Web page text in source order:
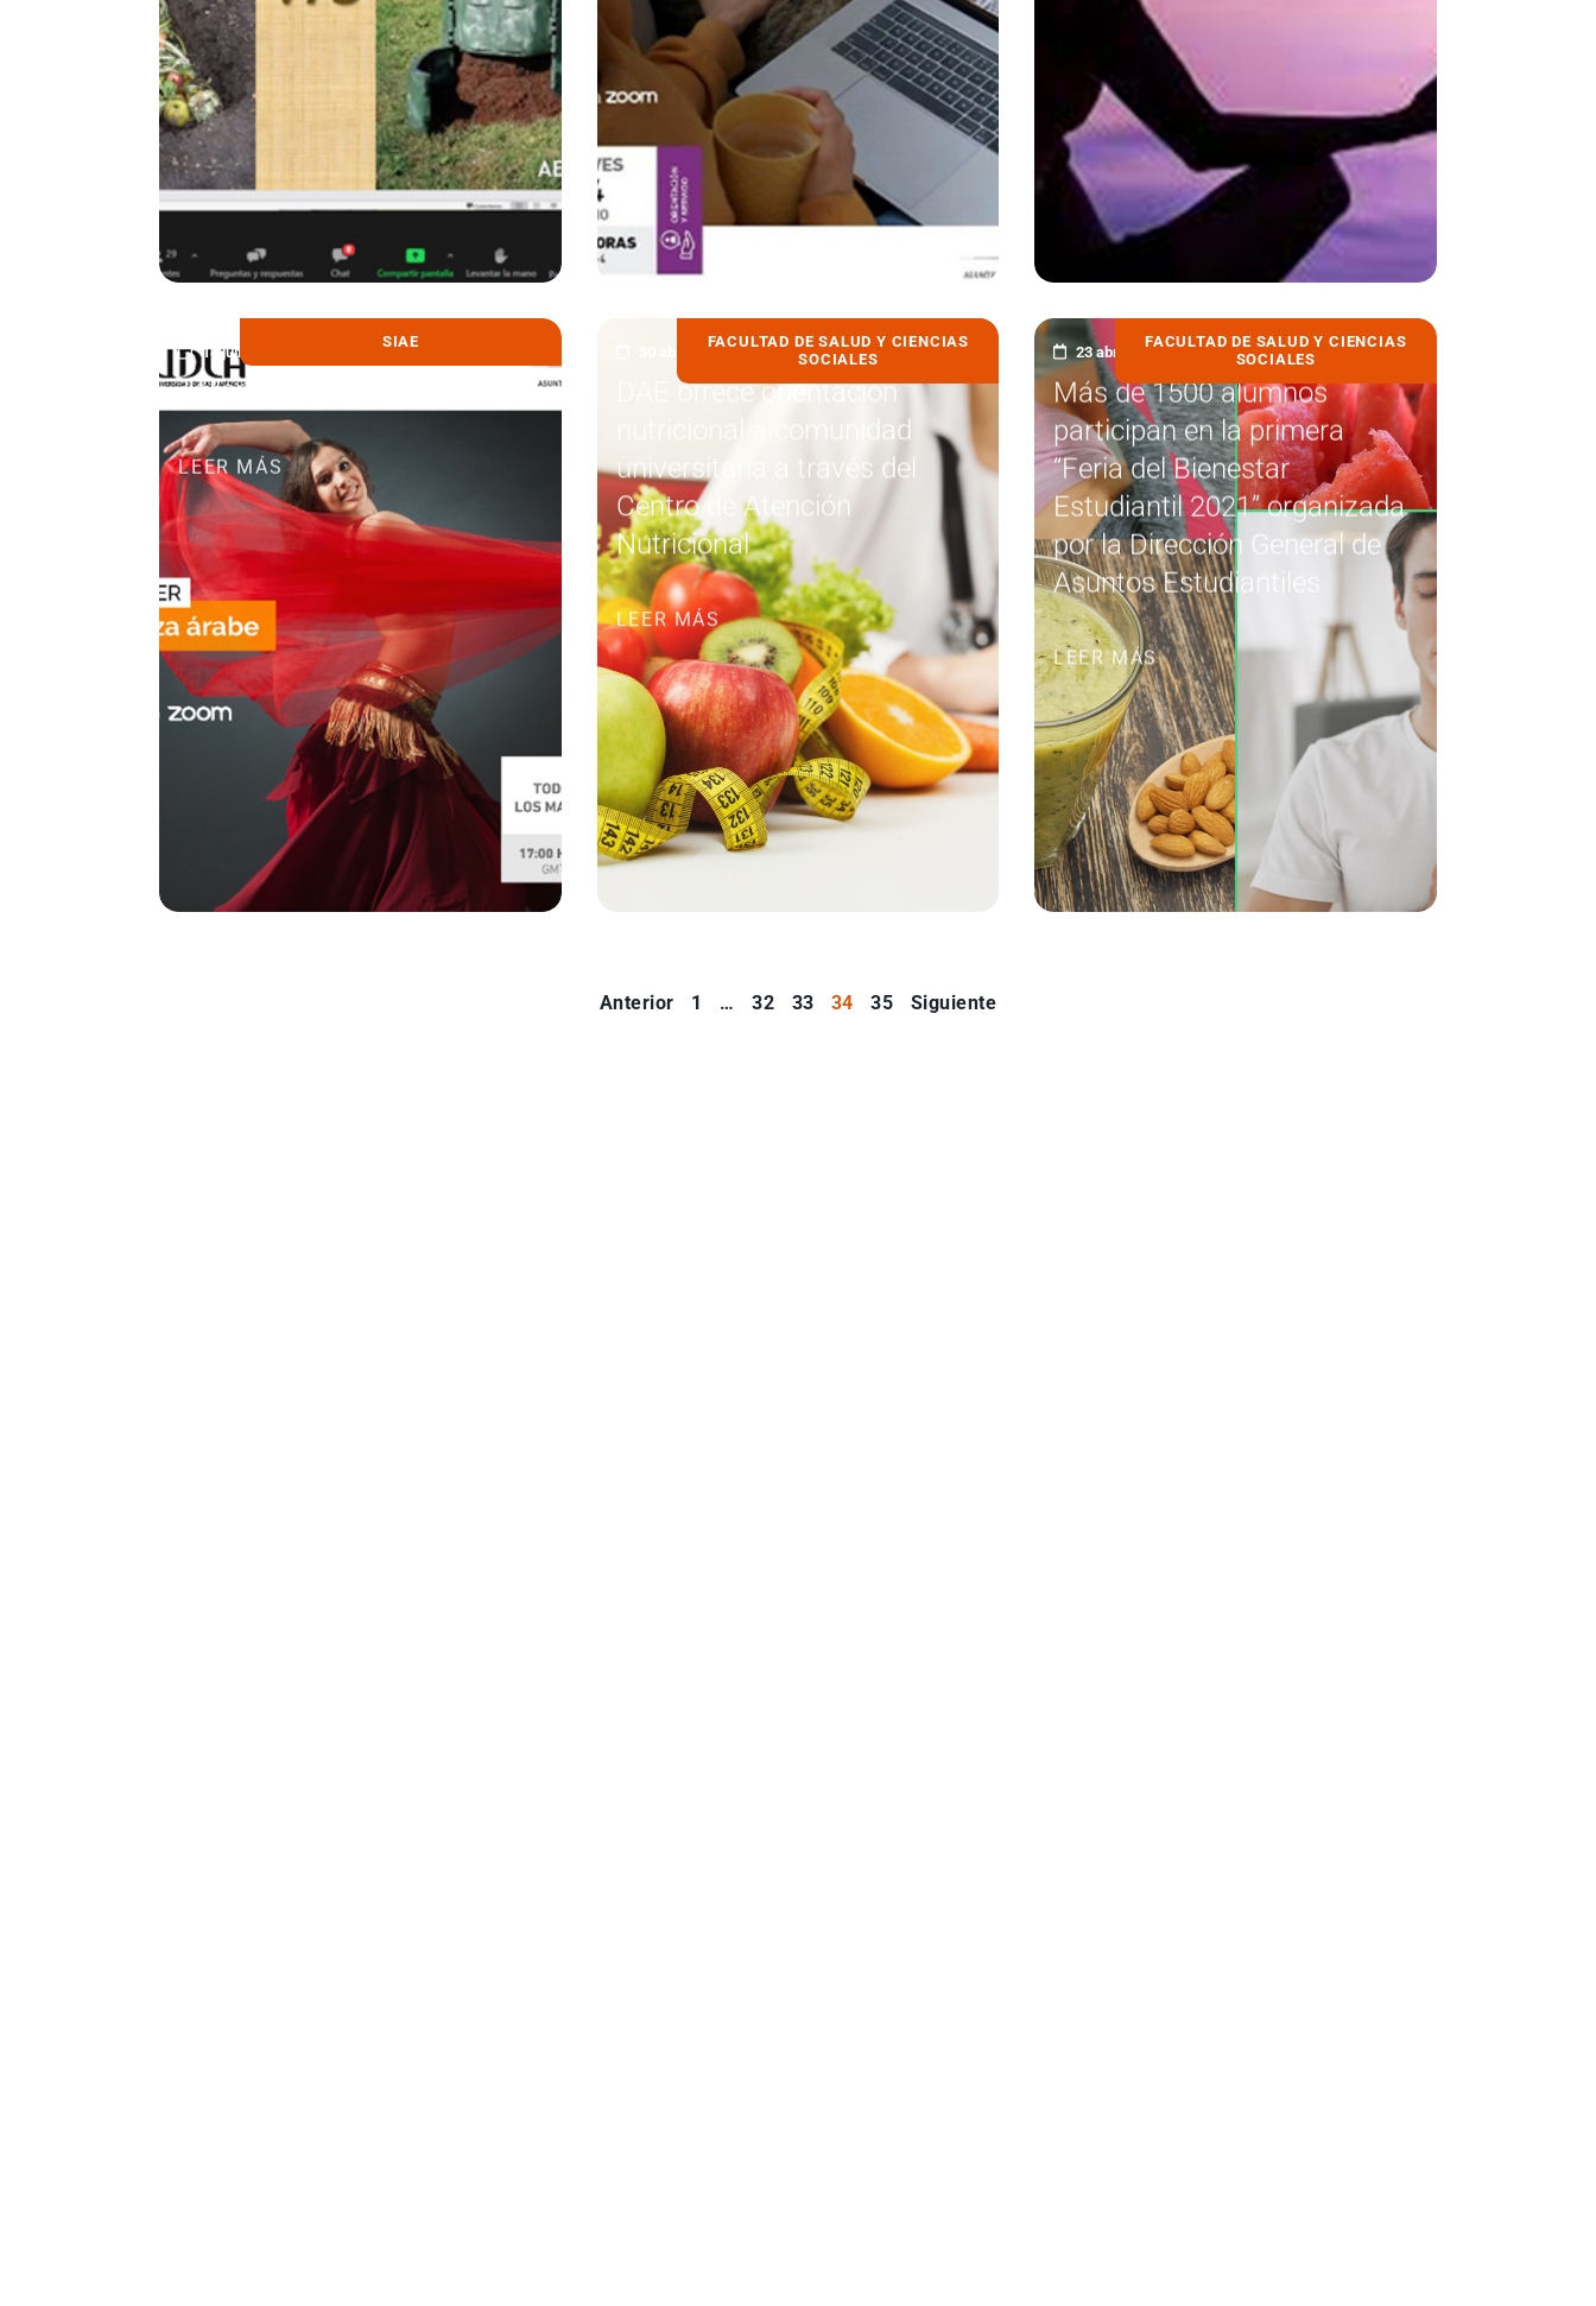
SIAE
14 julio, 2021
Taller de Danza Árabe
LEER MÁS
FACULTAD DE SALUD Y CIENCIAS
SOCIALES
30 abril, 2021
DAE ofrece orientación
nutricional a comunidad
universitaria a través del
Centro de Atención
Nutricional
LEER MÁS
FACULTAD DE SALUD Y CIENCIAS
SOCIALES
23 abril, 2021
Más de 1500 alumnos
participan en la primera
“Feria del Bienestar
Estudiantil 2021” organizada
por la Dirección General de
Asuntos Estudiantiles
LEER MÁS
Anterior 1 … 32 33 34 35 Siguiente